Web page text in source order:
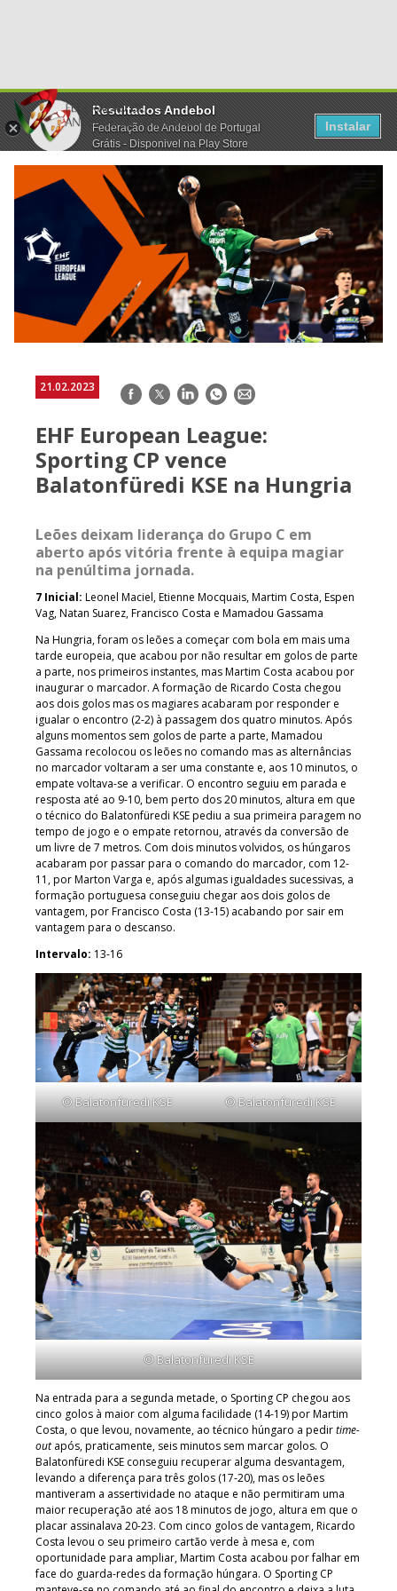
Resultados Andebol
Federação de Andebol de Portugal
Grátis - Disponivel na Play Store
Instalar
21.02.2023 Facebook
TwitterLinkedInWhatsApp
E-
EHF European League:
Sporting CP vence
Balatonfüredi KSE na Hungria
Leões deixam liderança do Grupo C em
aberto após vitória frente à equipa magiar
na penúltima jornada.
7 Inicial: Leonel Maciel, Etienne Mocquais, Martim Costa, Espen
Vag, Natan Suarez, Francisco Costa e Mamadou Gassama
Na Hungria, foram os leões a começar com bola em mais uma
tarde europeia, que acabou por não resultar em golos de parte
a parte, nos primeiros instantes, mas Martim Costa acabou por
inaugurar o marcador. A formação de Ricardo Costa chegou
aos dois golos mas os magiares acabaram por responder e
igualar o encontro (2-2) à passagem dos quatro minutos. Após
alguns momentos sem golos de parte a parte, Mamadou
Gassama recolocou os leões no comando mas as alternâncias
no marcador voltaram a ser uma constante e, aos 10 minutos, o
empate voltava-se a verificar. O encontro seguiu em parada e
resposta até ao 9-10, bem perto dos 20 minutos, altura em que
o técnico do Balatonfüredi KSE pediu a sua primeira paragem no
tempo de jogo e o empate retornou, através da conversão de
um livre de 7 metros. Com dois minutos volvidos, os húngaros
acabaram por passar para o comando do marcador, com 12-
11, por Marton Varga e, após algumas igualdades sucessivas, a
formação portuguesa conseguiu chegar aos dois golos de
vantagem, por Francisco Costa (13-15) acabando por sair em
vantagem para o descanso.
Intervalo: 13-16
© Balatonfüredi KSE © Balatonfüredi KSE
© Balatonfüredi KSE
Na entrada para a segunda metade, o Sporting CP chegou aos
cinco golos à maior com alguma facilidade (14-19) por Martim
Costa, o que levou, novamente, ao técnico húngaro a pedirtime-
outapós, praticamente, seis minutos sem marcar golos. O
Balatonfüredi KSE conseguiu recuperar alguma desvantagem,
levando a diferença para três golos (17-20), mas os leões
mantiveram a assertividade no ataque e não permitiram uma
maior recuperação até aos 18 minutos de jogo, altura em que o
placar assinalava 20-23. Com cinco golos de vantagem, Ricardo
Costa levou o seu primeiro cartão verde à mesa e, com
oportunidade para ampliar, Martim Costa acabou por falhar em
face do guarda-redes da formação húngara. O Sporting CP